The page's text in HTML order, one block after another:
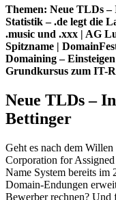
Themen: Neue TLDs
Statistik – .de legt die
.music und .xxx | AG
Spitzname |
Domaining –
Grundkursus zum IT-
Neue TLDs –
Bettinger
Geht es nach dem
Corporation for
Name System bereits im
Domain-Endungen
Bewerber rechnen? Und